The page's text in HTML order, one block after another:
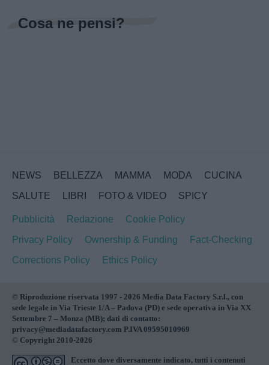
Cosa ne pensi?
NEWS BELLEZZA MAMMA MODA
CUCINA
SALUTE
LIBRI FOTO & VIDEO SPICY
Pubblicità Redazione
Cookie Policy
Privacy Policy
Ownership & Funding
Fact-Checking
Corrections Policy
Ethics Policy
© Riproduzione riservata 1997 - 2026 Media Data Factory S.r.l., con
sede legale in Via Trieste 1/A – Padova (PD) e sede operativa in Via XX
Settembre 7 – Monza (MB); dati di contatto:
privacy@mediadatafactory.com P.IVA 09595010969
© Copyright 2010-2026
Eccetto dove diversamente indicato, tutti i contenuti